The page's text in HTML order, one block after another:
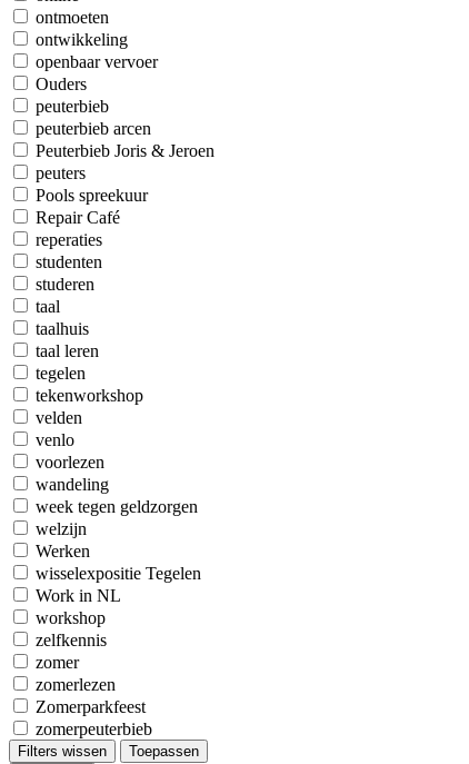
ontmoeten
ontwikkeling
openbaar vervoer
Ouders
peuterbieb
peuterbieb arcen
Peuterbieb Joris & Jeroen
peuters
Pools spreekuur
Repair Café
reperaties
studenten
studeren
taal
taalhuis
taal leren
tegelen
tekenworkshop
velden
venlo
voorlezen
wandeling
week tegen geldzorgen
welzijn
Werken
wisselexpositie Tegelen
Work in NL
workshop
zelfkennis
zomer
zomerlezen
Zomerparkfeest
zomerpeuterbieb
Filters wissen
Toepassen